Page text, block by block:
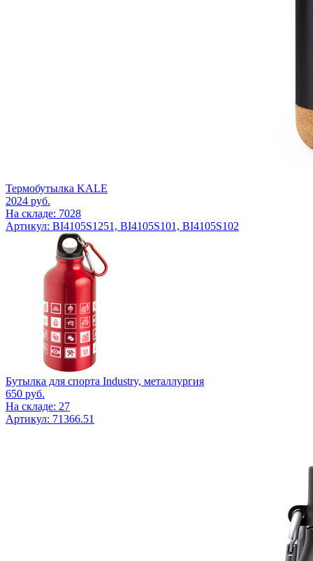
Термобутылка KALE
2024 руб.
На складе: 7028
Артикул: BI4105S1251, BI4105S101, BI4105S102
Бутылка для спорта Industry, металлургия
650 руб.
На складе: 27
Артикул: 71366.51